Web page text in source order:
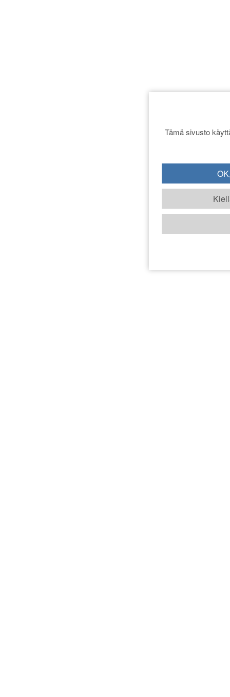
Tämä sivusto